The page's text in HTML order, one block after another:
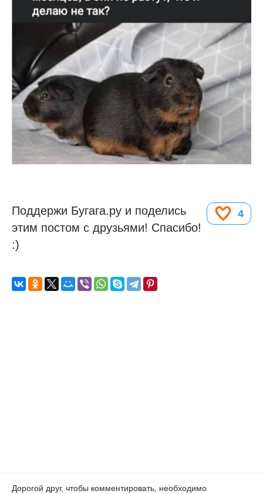
4
Поддержи Бугага.ру и поделись
этим постом с друзьями! Спасибо!
:)
Дорогой друг, чтобы комментировать, необходимо